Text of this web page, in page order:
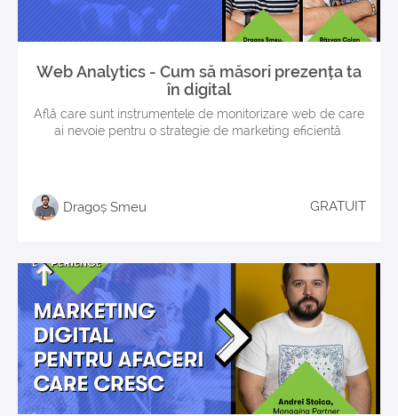
Web Analytics - Cum să măsori prezența ta
în digital
Află care sunt instrumentele de monitorizare web de care
ai nevoie pentru o strategie de marketing eficientă.
Dragoș Smeu GRATUIT